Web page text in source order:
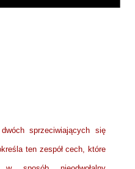
sprzeciwiających się
ten zespół cech, które